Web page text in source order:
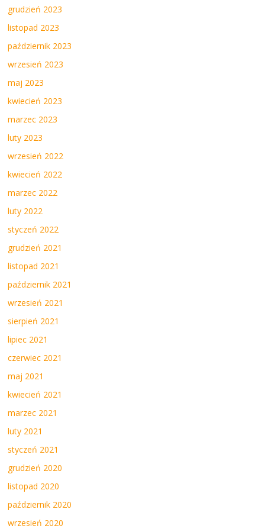
grudzień 2023
listopad 2023
październik 2023
wrzesień 2023
maj 2023
kwiecień 2023
marzec 2023
luty 2023
wrzesień 2022
kwiecień 2022
marzec 2022
luty 2022
styczeń 2022
grudzień 2021
listopad 2021
październik 2021
wrzesień 2021
sierpień 2021
lipiec 2021
czerwiec 2021
maj 2021
kwiecień 2021
marzec 2021
luty 2021
styczeń 2021
grudzień 2020
listopad 2020
październik 2020
wrzesień 2020